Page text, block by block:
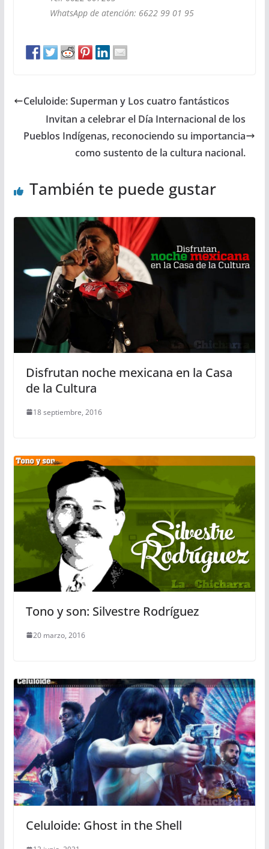
WhatsApp de atención: 6622 99 01 95
Celuloide: Superman y Los cuatro fantásticos
Invitan a celebrar el Día Internacional de los
Pueblos Indígenas, reconociendo su importancia
como sustento de la cultura nacional.
También te puede gustar
​Disfrutan noche mexicana en la Casa
de la Cultura
18 septiembre, 2016
Tono y son: Silvestre Rodríguez
20 marzo, 2016
Celuloide: Ghost in the Shell